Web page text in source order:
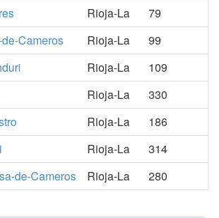
Rioja-La
79
Cameros
Rioja-La
99
Rioja-La
109
Rioja-La
330
Rioja-La
186
Rioja-La
314
de-Cameros
Rioja-La 280